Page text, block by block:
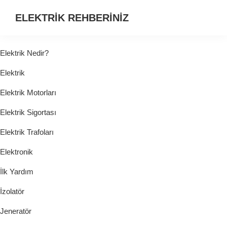
ELEKTRİK REHBERİNİZ
HER
ŞEY...
Elektrik Nedir?
Elektrik
Elektrik Motorları
Elektrik Sigortası
Elektrik Trafoları
Elektronik
İlk Yardım
İzolatör
Jeneratör